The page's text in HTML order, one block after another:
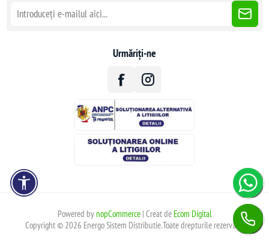
Urmăriți-ne
Powered bynopCommerce| Creat de Ecom Digital
Copyright © 2026 Energo Sistem Distributie.Toate drepturile rezervate.